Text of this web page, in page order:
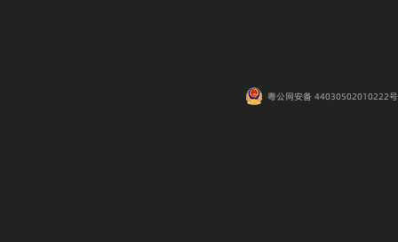
粤公网安备 44030502010222号